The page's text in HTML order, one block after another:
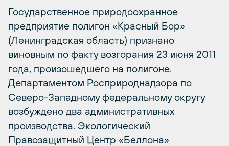
Государственное природоохранное
предприятие полигон «Красный Бор»
(Ленинградская область) признано
виновным по факту возгорания 23 июня 2011
года, произошедшего на полигоне.
Департаментом Росприроднадзора по
Северо-Западному федеральному округу
возбуждено два административных
производства. Экологический
Правозащитный Центр «Беллона»